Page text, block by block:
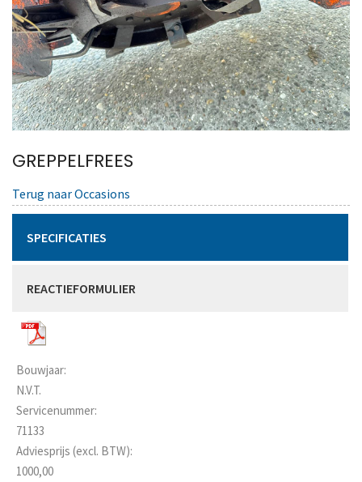
GREPPELFREES
Terug naar Occasions
SPECIFICATIES
REACTIEFORMULIER
Bouwjaar:
N.V.T.
Servicenummer:
71133
Adviesprijs (excl. BTW):
1000,00